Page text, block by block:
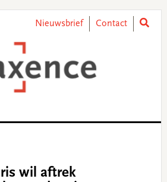
Nieuwsbrief Contact
wil aftrek